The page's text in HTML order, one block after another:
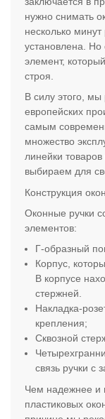
нужно снимать
несколько
установлена. Но
элемент,
строя.
В силу этого, мы
европейских
самым
множество
линейки
выбираем для
Конструкция
Оконные ручки
элементов:
Г-образный
Корпус,
В корпусе
стержней.
Накладка-
крепления;
Сквозной
связь ручки с
Чем надежнее и
пластиковых